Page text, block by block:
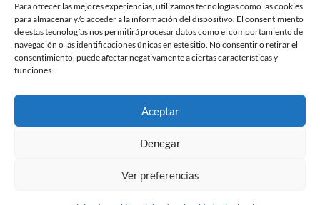
Para ofrecer las mejores experiencias, utilizamos tecnologías como las cookies
para almacenar y/o acceder a la información del dispositivo. El consentimiento
de estas tecnologías nos permitirá procesar datos como el comportamiento de
navegación o las identificaciones únicas en este sitio. No consentir o retirar el
consentimiento, puede afectar negativamente a ciertas características y
funciones.
Aceptar
Denegar
Ver preferencias
de
correo
electrónico
Suscribirse
Únete a otros 3 suscriptores
Hefestec
Funciona con WordPress HybridMag.